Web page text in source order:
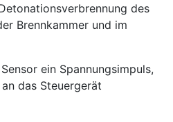
des
Brennkammer und im
ein Spannungsimpuls,
das Steuergerät